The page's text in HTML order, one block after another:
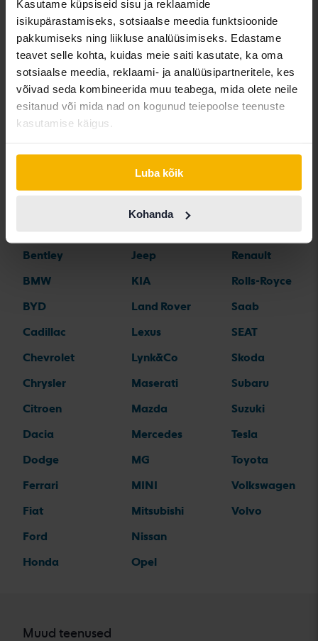
Kasutame küpsiseid sisu ja reklaamide
isikupärastamiseks, sotsiaalse meedia funktsioonide
pakkumiseks ning liikluse analüüsimiseks. Edastame
teavet selle kohta, kuidas meie saiti kasutate, ka oma
sotsiaalse meedia, reklaami- ja analüüsipartneritele, kes
võivad seda kombineerida muu teabega, mida olete neile
esitanud või mida nad on kogunud teiepoolse teenuste
kasutamise käigus.
Luba kõik
Kohanda
Volkswagen ID.5
Volkswagen
Taigo
Roc
Bentley
BMW
BYD
Cadillac
Chevrolet
Chrysler
Citroen
Dacia
Dodge
Ferrari
Fiat
Ford
Honda
Hyundai
Jeep
KIA
Land Rover
Lexus
Lynk&Co
Maserati
Mazda
Mercedes
MG
MINI
Mitsubishi
Nissan
Opel
Renault
Rolls-Royce
Saab
SEAT
Skoda
Subaru
Suzuki
Tesla
Toyota
Volkswagen
Volvo
Muud teenused